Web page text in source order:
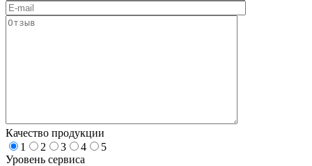
Качество продукции
1
2 3 4
5
Уровень сервиса